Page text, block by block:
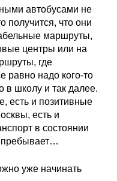
автобусами не
получится, что они
маршруты,
центры или на
где
равно надо кого-то
в школу и так далее.
есть и позитивные
есть и
в состоянии
пребывает…
уже начинать